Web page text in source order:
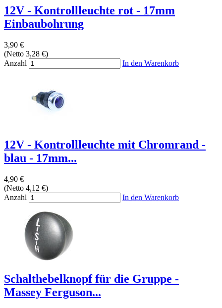
12V - Kontrollleuchte rot - 17mm
Einbaubohrung
3,90 €
(Netto 3,28 €)
Anzahl
In den Warenkorb
12V - Kontrollleuchte mit Chromrand -
blau - 17mm...
4,90 €
(Netto 4,12 €)
Anzahl
In den Warenkorb
Schalthebelknopf für die Gruppe -
Massey Ferguson...